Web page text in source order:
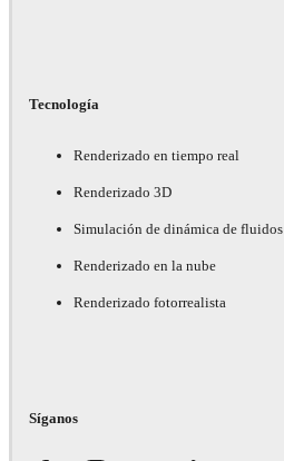
Tecnología
Renderizado en tiempo real
Renderizado 3D
Simulación de dinámica de fluidos
Renderizado en la nube
Renderizado fotorrealista
Síganos